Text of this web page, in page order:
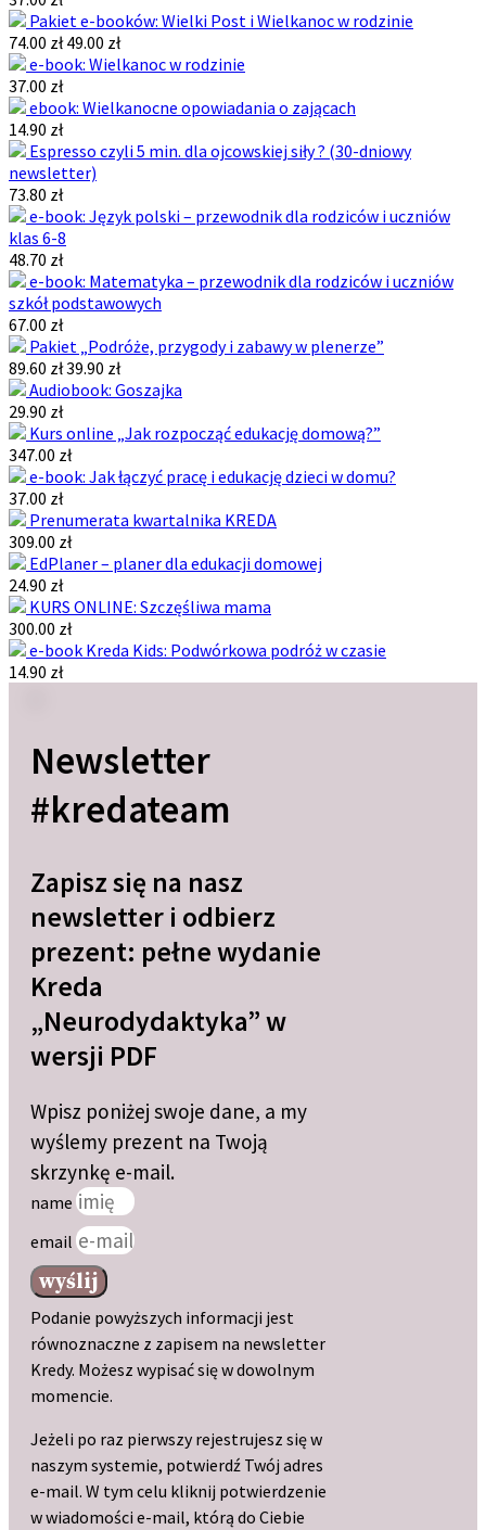
Pakiet e-booków: Wielki Post i Wielkanoc w rodzinie
74.00 zł 49.00 zł
e-book: Wielkanoc w rodzinie
37.00 zł
ebook: Wielkanocne opowiadania o zającach
14.90 zł
Espresso czyli 5 min. dla ojcowskiej siły ? (30-dniowy
newsletter)
73.80 zł
e-book: Język polski – przewodnik dla rodziców i uczniów
klas 6-8
48.70 zł
e-book: Matematyka – przewodnik dla rodziców i uczniów
szkół podstawowych
67.00 zł
Pakiet „Podróże, przygody i zabawy w plenerze”
89.60 zł39.90 zł
Audiobook: Goszajka
29.90 zł
Kurs online „Jak rozpocząć edukację domową?”
347.00 zł
e-book: Jak łączyć pracę i edukację dzieci w domu?
37.00 zł
Prenumerata kwartalnika KREDA
309.00 zł
EdPlaner – planer dla edukacji domowej
24.90 zł
KURS ONLINE: Szczęśliwa mama
300.00 zł
e-book Kreda Kids: Podwórkowa podróż w czasie
14.90 zł
Newsletter
#kredateam
Zapisz się na nasz
newsletter i odbierz
prezent: pełne wydanie
Kreda
„Neurodydaktyka” w
wersji PDF
Wpisz poniżej swoje dane, a my
wyślemy prezent na Twoją
skrzynkę e-mail.
name
email
wyślij
Podanie powyższych informacji jest
równoznaczne z zapisem na newsletter
Kredy. Możesz wypisać się w dowolnym
momencie.
Jeżeli po raz pierwszy rejestrujesz się w
naszym systemie, potwierdź Twój adres
e-mail. W tym celu kliknij potwierdzenie
w wiadomości e-mail, którą do Ciebie